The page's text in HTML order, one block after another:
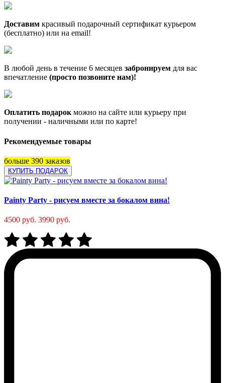
Доставим красивый подарочный сертификат курьером
(бесплатно) или на email!
В любой день в течение 6 месяцев забронируем для вас
впечатление (просто позвоните нам)!
Оплатить подарок можно на сайте или курьеру при
получении - наличными или по карте!
Рекомендуемые товары
больше 390 заказов
КУПИТЬ ПОДАРОК
Painty Party - рисуем вместе за бокалом вина!
4500 руб. 3990 руб.